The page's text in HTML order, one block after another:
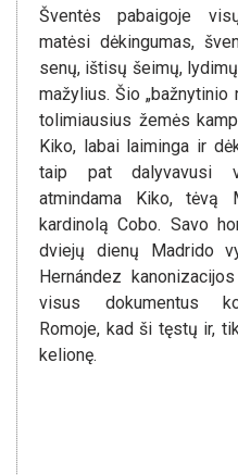
Šventės pabaigoje
matėsi dėkingumas,
senų, ištisų šeimų,
mažylius. Šio „bažnytinio
tolimiausius žemės
Kiko, labai laiminga ir
taip pat dalyvavusi
atmindama Kiko, tėvą
kardinolą Cobo. Savo
dviejų dienų Madrido
Hernández
visus dokumentus
Romoje, kad ši tęstų ir,
kelionę.